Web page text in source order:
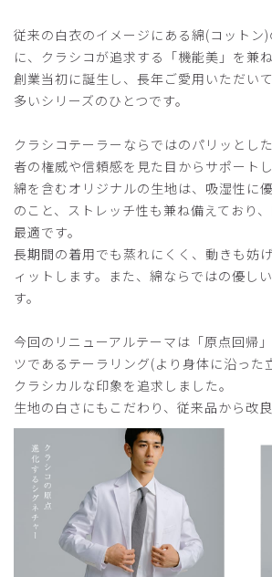
購入確認済み
厚さとても薄い 厚い
以前購入していたクラシコテーターの後
した。
同じサイズでしたが、前よりも胴回りが
商品：B20メンズ白衣:クラシコテー
購入確認済み
年齢: 身長: 171-175cm
81-
サイズ感
ストレッチ感よく伸びる
厚さ
とても薄い
夫へのプレゼント
娘たちと夫へ定年退職と再就職の記念と
従来の白衣のイメージにある綿(コットン
に、クラシコが追求する「機能美」を兼
創業当初に誕生し、長年ご愛用いただい
多いシリーズのひとつです。
クラシコテーラーならではのパリッとし
者の権威や信頼感を見た目からサポートし
綿を含むオリジナルの生地は、吸湿性に
のこと、ストレッチ性も兼ね備えており
最適です。
長期間の着用でも蒸れにくく、動きも妨
ィットします。また、綿ならではの優し
す。
今回のリニューアルテーマは「原点回帰
ツであるテーラリング(より身体に沿った
クラシカルな印象を追求しました。
生地の白さにもこだわり、従来品から改良